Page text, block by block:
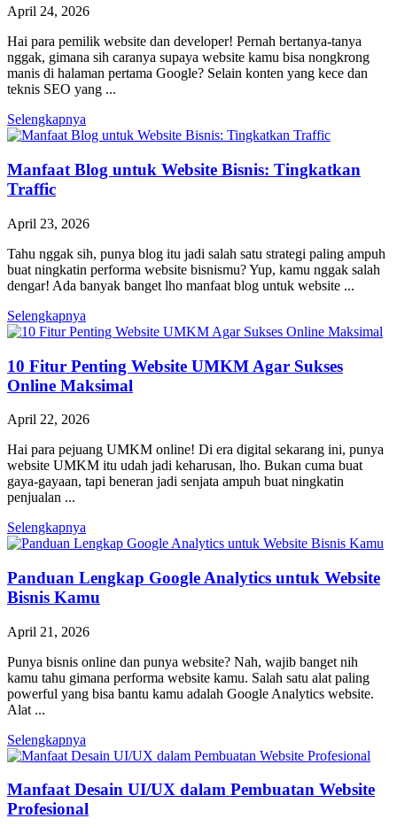
April 24, 2026
Hai para pemilik website dan developer! Pernah bertanya-tanya
nggak, gimana sih caranya supaya website kamu bisa nongkrong
manis di halaman pertama Google? Selain konten yang kece dan
teknis SEO yang ...
Selengkapnya
Manfaat Blog untuk Website Bisnis: Tingkatkan
Traffic
April 23, 2026
Tahu nggak sih, punya blog itu jadi salah satu strategi paling ampuh
buat ningkatin performa website bisnismu? Yup, kamu nggak salah
dengar! Ada banyak banget lho manfaat blog untuk website ...
Selengkapnya
10 Fitur Penting Website UMKM Agar Sukses
Online Maksimal
April 22, 2026
Hai para pejuang UMKM online! Di era digital sekarang ini, punya
website UMKM itu udah jadi keharusan, lho. Bukan cuma buat
gaya-gayaan, tapi beneran jadi senjata ampuh buat ningkatin
penjualan ...
Selengkapnya
Panduan Lengkap Google Analytics untuk Website
Bisnis Kamu
April 21, 2026
Punya bisnis online dan punya website? Nah, wajib banget nih
kamu tahu gimana performa website kamu. Salah satu alat paling
powerful yang bisa bantu kamu adalah Google Analytics website.
Alat ...
Selengkapnya
Manfaat Desain UI/UX dalam Pembuatan Website
Profesional